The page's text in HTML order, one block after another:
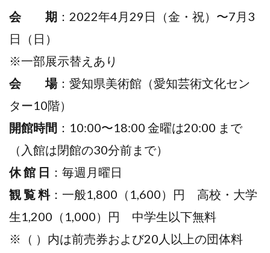
会 期 ：2022年4⽉29⽇（⾦・祝）〜7⽉3
⽇（⽇）
※⼀部展⽰替えあり
会 場：愛知県美術館（愛知芸術⽂化セン
ター10階）
開館時間 ：10:00〜18:00 ⾦曜は20:00 まで
（⼊館は閉館の30分前まで）
休 館 ⽇ ：毎週⽉曜⽇
観 覧 料：⼀般1,800（1,600）円 ⾼校・⼤学
⽣1,200（1,000）円 中学⽣以下無料
※（ ）内は前売券および20人以上の団体料